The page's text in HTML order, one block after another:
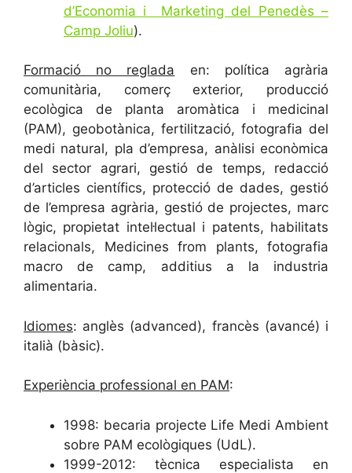
d’Economia i Marketing del Penedès –
Camp Joliu).
Formació no reglada en: política agrària
comunitària, comerç exterior, producció
ecològica de planta aromàtica i medicinal
(PAM), geobotànica, fertilització, fotografia del
medi natural, pla d’empresa, anàlisi econòmica
del sector agrari, gestió de temps, redacció
d’articles científics, protecció de dades, gestió
de l’empresa agrària, gestió de projectes, marc
lògic, propietat intel·lectual i patents, habilitats
relacionals, Medicines from plants, fotografia
macro de camp, additius a la industria
alimentaria.
Idiomes: anglès (advanced), francès (avancé) i
italià (bàsic).
Experiència professional en PAM:
1998: becaria projecte Life Medi Ambient
sobre PAM ecològiques (UdL).
1999-2012: tècnica especialista en